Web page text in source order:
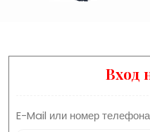
Вход
E-Mail или номер